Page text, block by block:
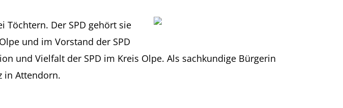
Töchtern. Der SPD gehört sie
und im Vorstand der SPD
und Vielfalt der SPD im Kreis Olpe. Als sachkundige Bürgerin
in Attendorn.